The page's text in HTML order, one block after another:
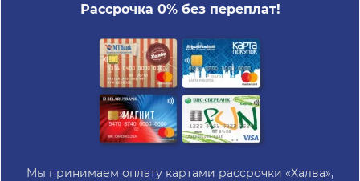
Рассрочка 0% без переплат!
Мы принимаем оплату картами рассрочки «Халва»,